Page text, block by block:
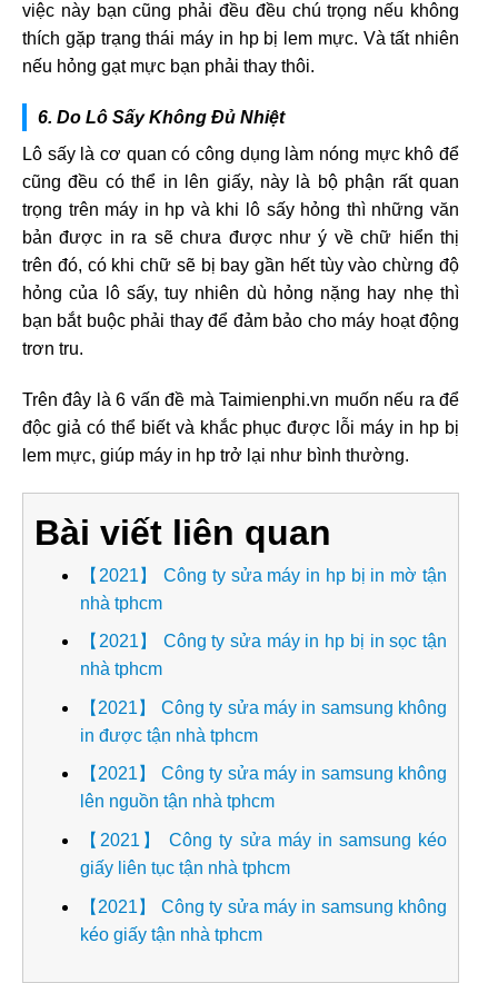
việc này bạn cũng phải đều đều chú trọng nếu không
thích gặp trạng thái máy in hp bị lem mực. Và tất nhiên
nếu hỏng gạt mực bạn phải thay thôi.
6. Do Lô Sấy Không Đủ Nhiệt
Lô sấy là cơ quan có công dụng làm nóng mực khô để
cũng đều có thể in lên giấy, này là bộ phận rất quan
trọng trên máy in hp và khi lô sấy hỏng thì những văn
bản được in ra sẽ chưa được như ý về chữ hiển thị
trên đó, có khi chữ sẽ bị bay gần hết tùy vào chừng độ
hỏng của lô sấy, tuy nhiên dù hỏng nặng hay nhẹ thì
bạn bắt buộc phải thay để đảm bảo cho máy hoạt động
trơn tru.
Trên đây là 6 vấn đề mà Taimienphi.vn muốn nếu ra để
độc giả có thể biết và khắc phục được lỗi máy in hp bị
lem mực, giúp máy in hp trở lại như bình thường.
Bài viết liên quan
【2021】 Công ty sửa máy in hp bị in mờ tận
nhà tphcm
【2021】 Công ty sửa máy in hp bị in sọc tận
nhà tphcm
【2021】 Công ty sửa máy in samsung không
in được tận nhà tphcm
【2021】 Công ty sửa máy in samsung không
lên nguồn tận nhà tphcm
【2021】 Công ty sửa máy in samsung kéo
giấy liên tục tận nhà tphcm
【2021】 Công ty sửa máy in samsung không
kéo giấy tận nhà tphcm